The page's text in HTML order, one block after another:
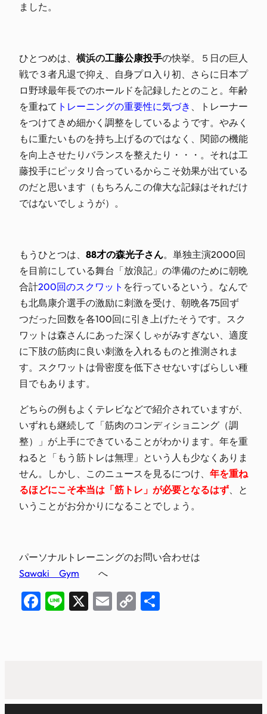
ました。
ひとつめは、 横浜の工藤公康投手の快挙。５日の巨人
戦で３者凡退で抑え、自身プロ入り初、さらに日本プ
ロ野球最年長でのホールドを記録したとのこと。年齢
を重ねて トレーニングの重要性に気づき 、トレーナー
をつけてきめ細かく調整をしているようです。やみく
もに重たいものを持ち上げるのではなく、関節の機能
を向上させたりバランスを整えたり・・・。それは工
藤投手にピッタリ合っているからこそ効果が出ている
のだと思います（もちろんこの偉大な記録はそれだけ
ではないでしょうが）。
もうひとつは、 88才の森光子さん。単独主演2000回
を目前にしている舞台「放浪記」の準備のために朝晩
合計200回のスクワット を行っているという。なんで
も北島康介選手の激励に刺激を受け、朝晩各75回ず
つだった回数を各100回に引き上げたそうです。スク
ワットは森さんにあった深くしゃがみすぎない、適度
に下肢の筋肉に良い刺激を入れるものと推測されま
す。スクワットは骨密度を低下させないすばらしい種
目でもあります。
どちらの例もよくテレビなどで紹介されていますが、
いずれも継続して「筋肉のコンディショニング（調
整）」が上手にできていることがわかります。年を重
ねると「もう筋トレは無理」という人も少なくありま
せん。しかし、このニュースを見るにつけ、 年を重ね
るほどにこそ本当は「筋トレ」が必要となるはず、と
いうことがお分かりになることでしょう。
パーソナルトレーニングのお問い合わせは
Sawaki Gym へ
Facebook
Line
X EmailCopy